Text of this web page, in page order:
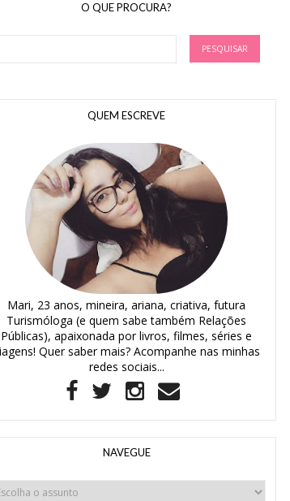
O QUE PROCURA?
QUEM ESCREVE
Mari, 23 anos, mineira, ariana, criativa, futura
Turismóloga (e quem sabe também Relações
Públicas), apaixonada por livros, filmes, séries e
Quer saber mais? Acompanhe nas minhas
redes sociais...
NAVEGUE